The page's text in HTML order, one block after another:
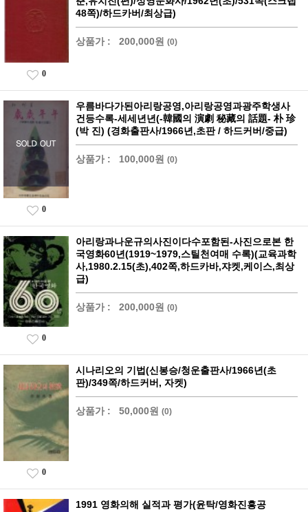
48쪽)/하드카버/최상급)
상품가 : 200,000원 (0)
0
우름바다가된아리랑공영,아리랑공영과광주학생사
건등수록-세세년년(-韓國의 演劇 秘藏의 話題- 朴 珍
(박 진) (경화출판사/1966년,초판 / 하드커버/중급)
상품가 : 100,000원 (0)
0
아리랑과나운규의사진이다수포함된-사진으로본 한
국영화60년(1919~1979,스틸천여매 수록)(교육과학
사,1980.2.15(초),402쪽,하드카바,쟈켓,케이스,최상
급)
상품가 : 200,000원 (0)
0
시나리오의 기법(신봉승/청운출판사/1966년(초
판)/349쪽/하드커버, 자켓)
상품가 : 50,000원 (0)
0
1991 영화의해 실적과 평가(윤탁/영화진흥공